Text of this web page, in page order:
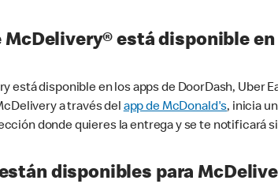
McDelivery® está disponible
está disponible en los apps de DoorDash, Uber
a través del app de McDonald's, inicia
donde quieres la entrega y se te notificará si
disponibles para